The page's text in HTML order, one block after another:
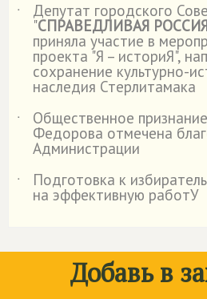
˙
Депутат городского
"СПРАВЕДЛИВАЯ
приняла участие в
проекта "Я – историЯ",
сохранение культурно-
наследия Стерлитамака
˙
Общественное
Федорова отмечена
Администрации
˙
Подготовка к
на эффективную работУ
Добавь в